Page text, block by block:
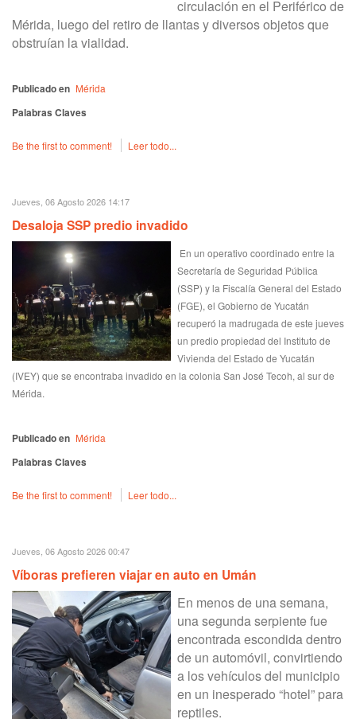
circulación en el Periférico de
Mérida, luego del retiro de llantas y diversos objetos que
obstruían la vialidad.
Publicado en Mérida
Palabras Claves
Be the first to comment! Leer todo...
Jueves, 06 Agosto 2026 14:17
Desaloja SSP predio invadido
En un operativo coordinado entre la
Secretaría de Seguridad Pública
(SSP) y la Fiscalía General del Estado
(FGE), el Gobierno de Yucatán
recuperó la madrugada de este jueves
un predio propiedad del Instituto de
Vivienda del Estado de Yucatán
(IVEY) que se encontraba invadido en la colonia San José Tecoh, al sur de
Mérida.
Publicado en Mérida
Palabras Claves
Be the first to comment! Leer todo...
Jueves, 06 Agosto 2026 00:47
Víboras prefieren viajar en auto en Umán
En menos de una semana,
una segunda serpiente fue
encontrada escondida dentro
de un automóvil, convirtiendo
a los vehículos del municipio
en un inesperado “hotel” para
reptiles.